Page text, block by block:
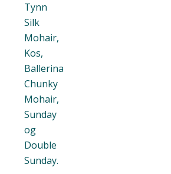
Tynn
Silk
Mohair,
Kos,
Ballerina
Chunky
Mohair,
Sunday
og
Double
Sunday.